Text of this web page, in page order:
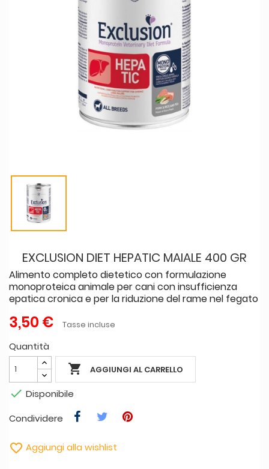
EXCLUSION DIET HEPATIC MAIALE 400 GR
Alimento completo dietetico con formulazione
monoproteica animale per cani con insufficienza
epatica cronica e per la riduzione del rame nel fegato
3,50 € Tasse incluse
Quantità
 AGGIUNGI AL CARRELLO
 Disponibile
Condividere
 Aggiungi alla wishlist